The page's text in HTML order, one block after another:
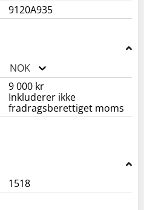
9120A935
NOK
9 000 kr
Inkluderer ikke
fradragsberettiget moms
1518